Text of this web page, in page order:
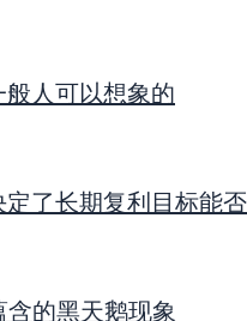
人可以想象的
了长期复利目标能
的黑天鹅现象